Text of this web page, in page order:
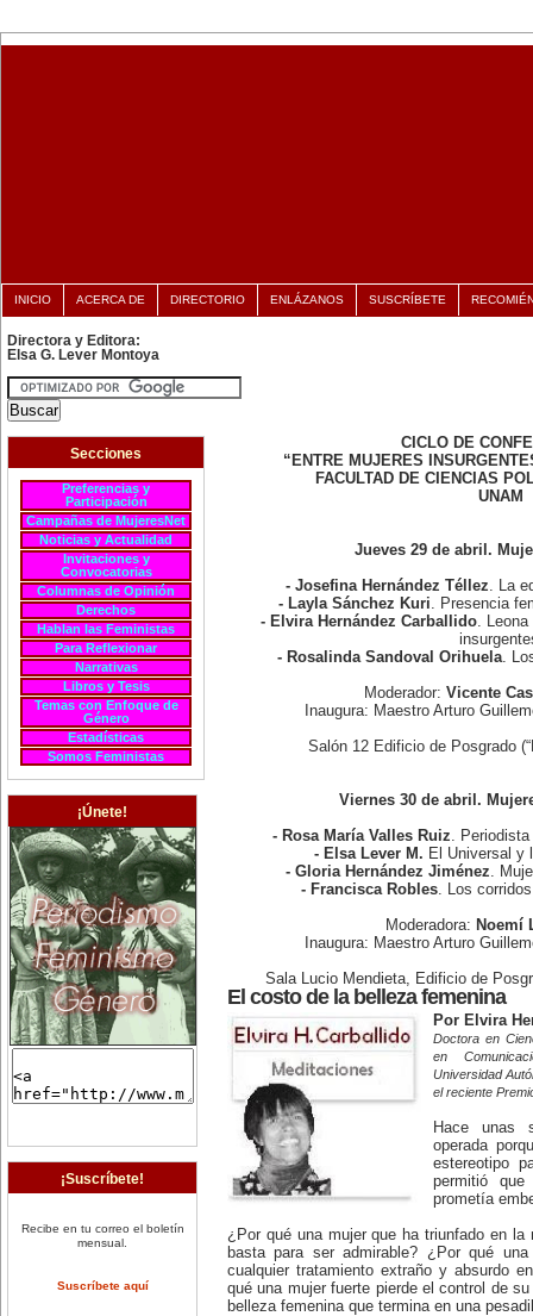
INICIO ACERCA DE DIRECTORIO ENLÁZANOS SUSCRÍBETE
Directora y Editora:
Elsa G. Lever Montoya
Secciones
Preferencias y
Participación
Campañas de MujeresNet
Noticias y Actualidad
Invitaciones y
Convocatorias
Columnas de Opinión
Derechos
Hablan las Feministas
Para Reflexionar
Narrativas
Libros y Tesis
Temas con Enfoque de
Género
Estadísticas
Somos Feministas
¡Únete!
¡Suscríbete!
Recibe en tu correo el boletín
mensual.
Suscríbete aquí
CICLO DE
“ENTRE MUJERES
FACULTAD DE CIENCIAS
UNAM
Jueves 29 de abril.
- Josefina Hernández Téllez . La
- Layla Sánchez Kuri . Presencia
- Elvira Hernández Carballido .
- Rosalinda Sandoval Orihuela.
Moderador: Vicente
Inaugura: Maestro Arturo
Salón 12 Edificio de Posgrado
Viernes 30 de abril.
- Rosa María Valles Ruiz .
- Elsa Lever M. El Universal y
- Gloria Hernández Jiménez .
- Francisca Robles . Los
Moderadora: Noemí
Inaugura: Maestro Arturo
Sala Lucio Mendieta, Edificio de
El costo de la belleza femenina
Por Elvira
Doctora en
en
Universidad
el reciente
Hace unas
operada
estereotipo
permitió
prometía
¿Por qué una mujer que ha triunfado en
basta para ser admirable? ¿Por qué
cualquier tratamiento extraño y absurdo
qué una mujer fuerte pierde el control de
belleza femenina que termina en una